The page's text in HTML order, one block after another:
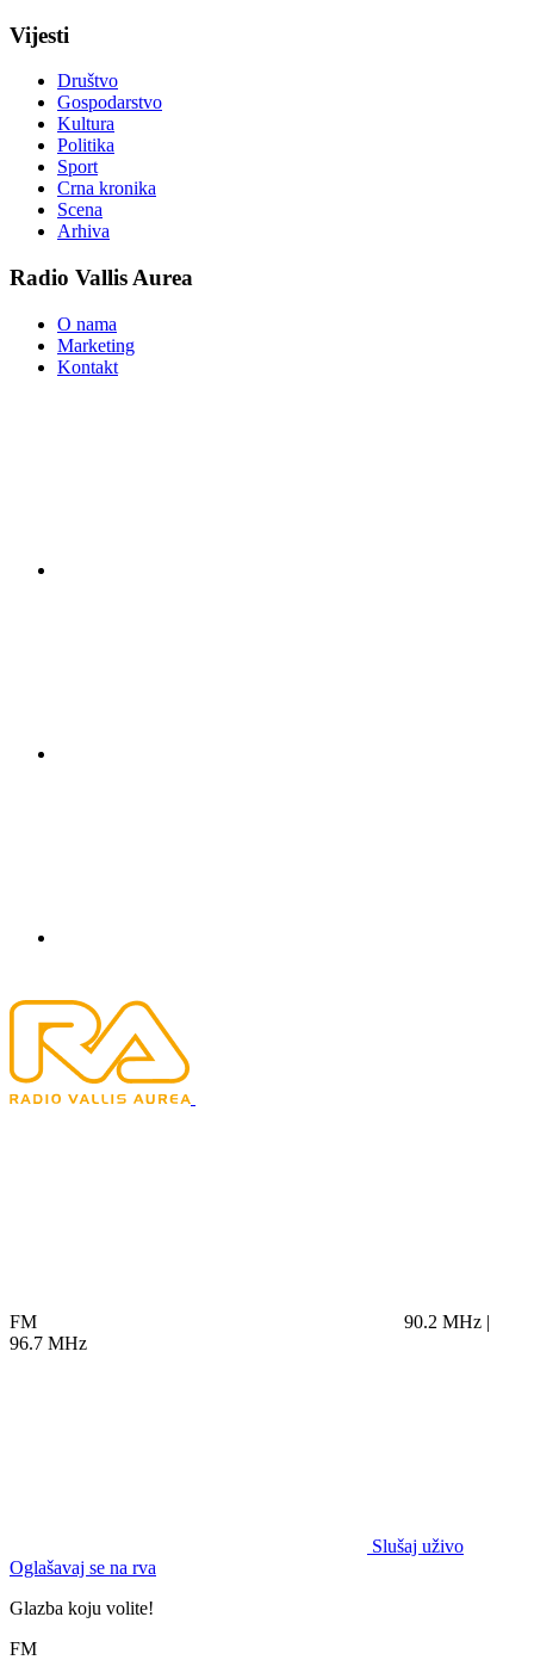
Vijesti
Društvo
Gospodarstvo
Kultura
Politika
Sport
Crna kronika
Scena
Arhiva
Radio Vallis Aurea
O nama
Marketing
Kontakt
FM
90.2 MHz |
96.7 MHz
Slušaj uživo
Oglašavaj se na rva
Glazba koju volite!
FM